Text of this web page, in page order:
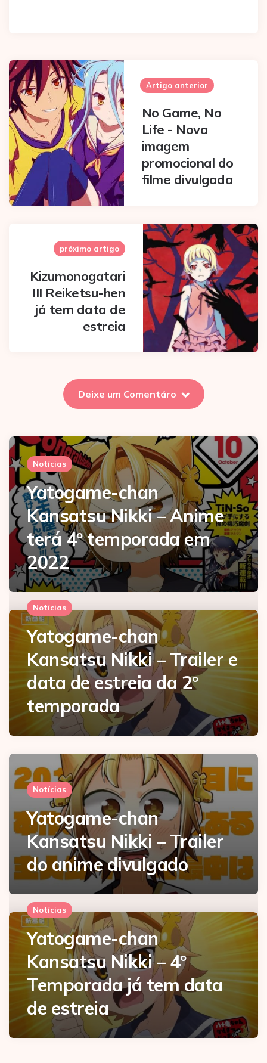
Post
navigation
Artigo anterior
No Game, No
Life - Nova
imagem
promocional do
filme divulgada
próximo artigo
Kizumonogatari
III Reiketsu-hen
já tem data de
estreia
Deixe um Comentáro
Notícias
Yatogame-chan
Kansatsu Nikki – Anime
terá 4º temporada em
2022
Notícias
Yatogame-chan
Kansatsu Nikki – Trailer e
data de estreia da 2º
temporada
Notícias
Yatogame-chan
Kansatsu Nikki – Trailer
do anime divulgado
Notícias
Yatogame-chan
Kansatsu Nikki – 4º
Temporada já tem data
de estreia